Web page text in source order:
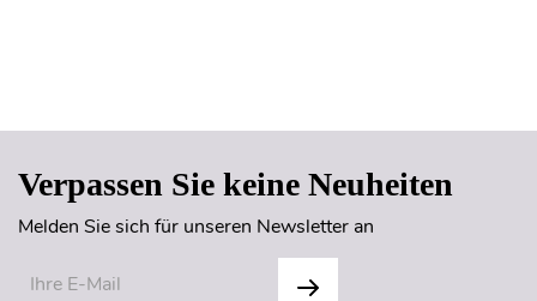
Verpassen Sie keine Neuheiten
Melden Sie sich für unseren Newsletter an